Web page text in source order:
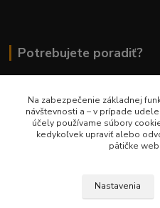
Potrebujete poradiť?
0948 236 042
info@margaretkashop.sk
Na zabezpečenie základnej
návštevnosti a – v prípade
účely používame súbory
kedykoľvek upraviť alebo
pätičke
Nastavenia